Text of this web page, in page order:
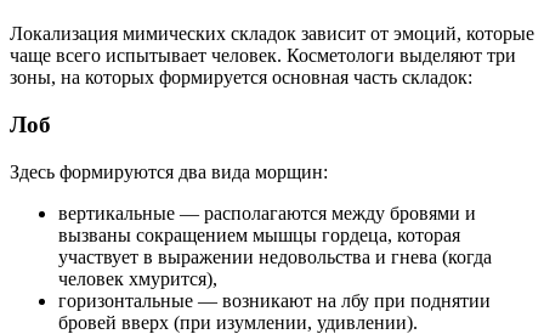
Локализация мимических складок зависит от эмоций, которые
чаще всего испытывает человек. Косметологи выделяют три
зоны, на которых формируется основная часть складок:
Лоб
Здесь формируются два вида морщин:
вертикальные — располагаются между бровями и
вызваны сокращением мышцы гордеца, которая
участвует в выражении недовольства и гнева (когда
человек хмурится),
горизонтальные — возникают на лбу при поднятии
бровей вверх (при изумлении, удивлении).